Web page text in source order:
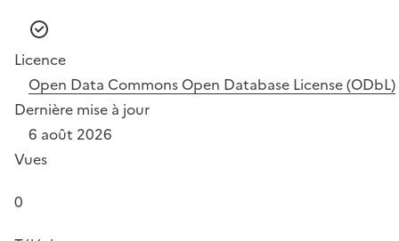
Licence
Open Data Commons Open Database License (ODbL)
Dernière mise à jour
6 août 2026
Vues
0